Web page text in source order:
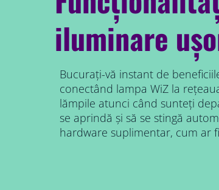
iluminare
Bucurați-vă instant de
conectând lampa WiZ la
lămpile atunci când sunteți
se aprindă și să se stingă
hardware suplimentar, cum ar